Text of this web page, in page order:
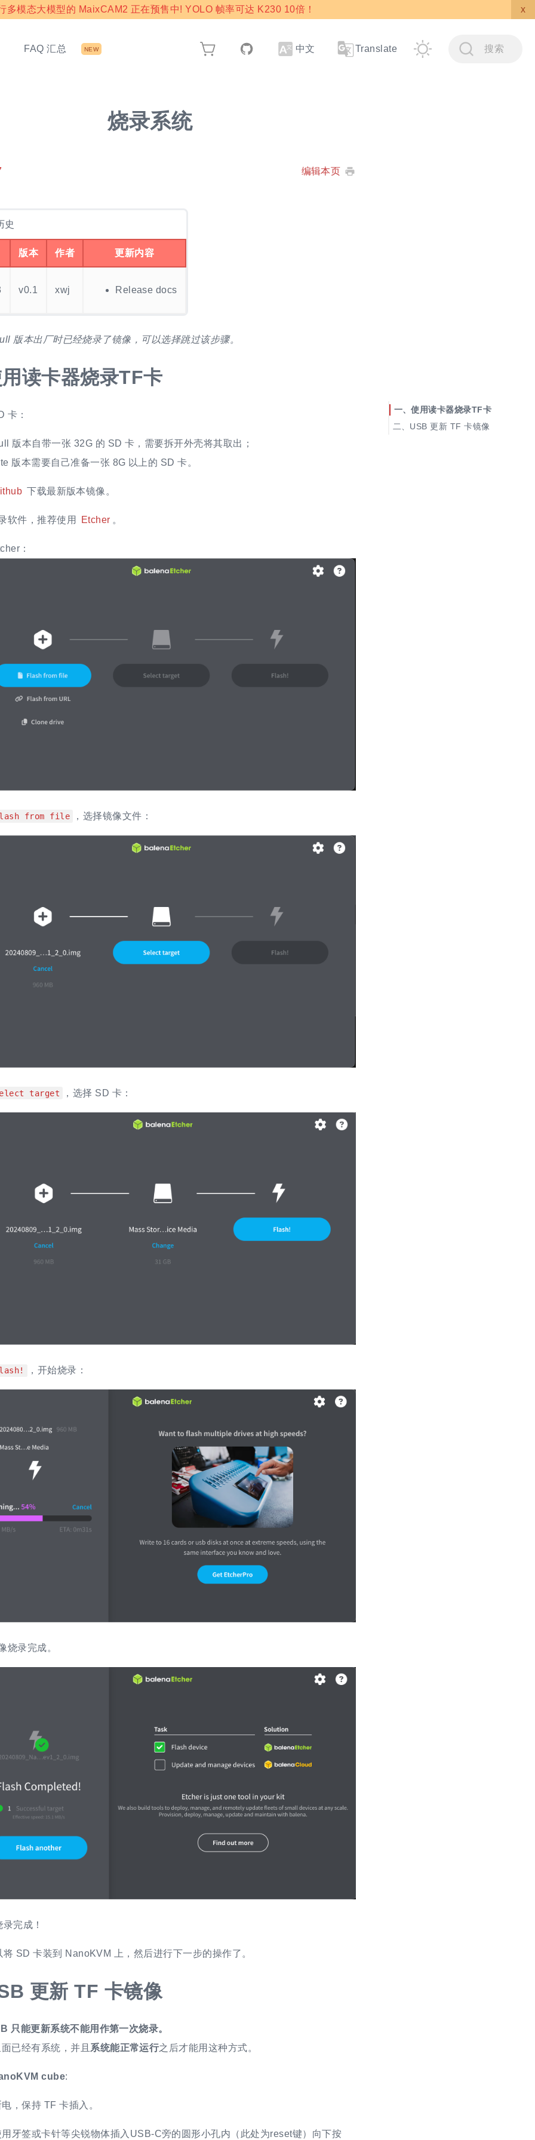
多模态大模型的 MaixCAM2 正在预售中! YOLO 帧率可达 K230 10倍！ x
FAQ 汇总 NEW 中文 Translate 搜索
烧录系统
编辑本页
史
版本 作者 更新内容
v0.1 xwj Release docs
版本出厂时已经烧录了镜像，可以选择跳过该步骤。
读卡器烧录TF卡
卡：
版本自带一张 32G 的 SD 卡，需要拆开外壳将其取出；
版本需要自己准备一张 8G 以上的 SD 卡。
下载最新版本镜像。
软件，推荐使用 Etcher 。
：
from file ，选择镜像文件：
target ，选择 SD 卡：
，开始烧录：
烧录完成。
完成！
SD 卡装到 NanoKVM 上，然后进行下一步的操作了。
更新 TF 卡镜像
只能更新系统不能用作第一次烧录。
已经有系统，并且 系统能正常运行之后才能用这种方式。
cube:
，保持 TF 卡插入。
用牙签或卡针等尖锐物体插入USB-C旁的圆形小孔内（此处为reset键）向下按
使用读卡器烧录TF卡
USB 更新 TF 卡镜像